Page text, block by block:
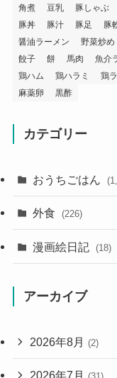
角煮
豆乳 豚しゃぶ
豚丼
豚汁 豚足 豚
醤油ラーメン
野菜炒め
餃子
餅 馬肉 魚介
鶏ハム
鶏ハラミ 鶏
麻薬卵
黒酢
カテゴリー
おうちごはん
外食 (226)
漫画絵日記 (18)
アーカイブ
2026年8月 (2)
2026年7月